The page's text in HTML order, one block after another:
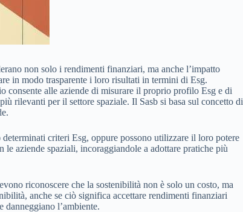
non solo i rendimenti finanziari, ma anche l’impatto
in modo trasparente i loro risultati in termini di Esg.
consente alle aziende di misurare il proprio profilo Esg e di
rilevanti per il settore spaziale. Il Sasb si basa sul concetto di
criteri Esg, oppure possono utilizzare il loro potere
aziende spaziali, incoraggiandole a adottare pratiche più
riconoscere che la sostenibilità non è solo un costo, ma
anche se ciò significa accettare rendimenti finanziari
l’ambiente.